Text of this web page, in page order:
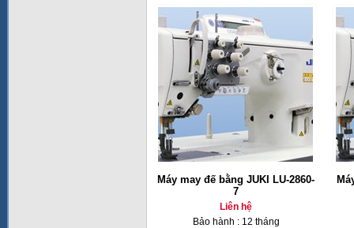
Máy may đế bằng JUKI LU-2860-
7
Liên hệ
Bảo hành : 12 tháng